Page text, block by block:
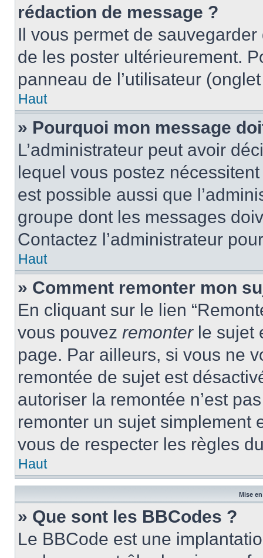
rédaction de message ?
Il vous permet de
de les poster ultérieurement.
panneau de l’utilisateur
Haut
» Pourquoi mon message
L’administrateur peut avoir
lequel vous postez
est possible aussi que
groupe dont les messages
Contactez l’administrateur
Haut
» Comment remonter mon
En cliquant sur le lien
vous pouvez remonterle sujet
page. Par ailleurs, si vous ne
remontée de sujet est
autoriser la remontée n’est
remonter un sujet simplement
vous de respecter les règles
Haut
Mise
» Que sont les BBCodes ?
Le BBCode est une